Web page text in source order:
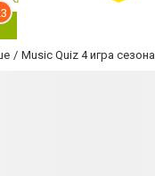
Music Quiz 4 игра сезона